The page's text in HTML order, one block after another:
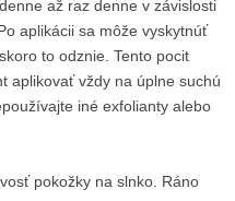
až raz denne v závislosti
aplikácii sa môže vyskytnúť
to odznie. Tento pocit
aplikovať vždy na úplne suchú
iné exfolianty alebo
pokožky na slnko. Ráno